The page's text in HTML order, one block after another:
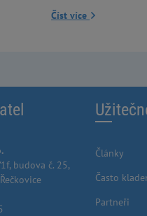
Číst více
budova č. 25,
Články
Často
Partneři